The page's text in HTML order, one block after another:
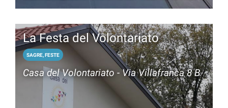
Milano Marittima
La Festa del Volontariato
SAGRE, FESTE
Casa del Volontariato - Via Villafranca 8 B